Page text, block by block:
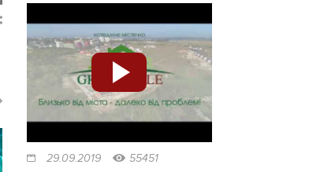
29.09.2019 55451